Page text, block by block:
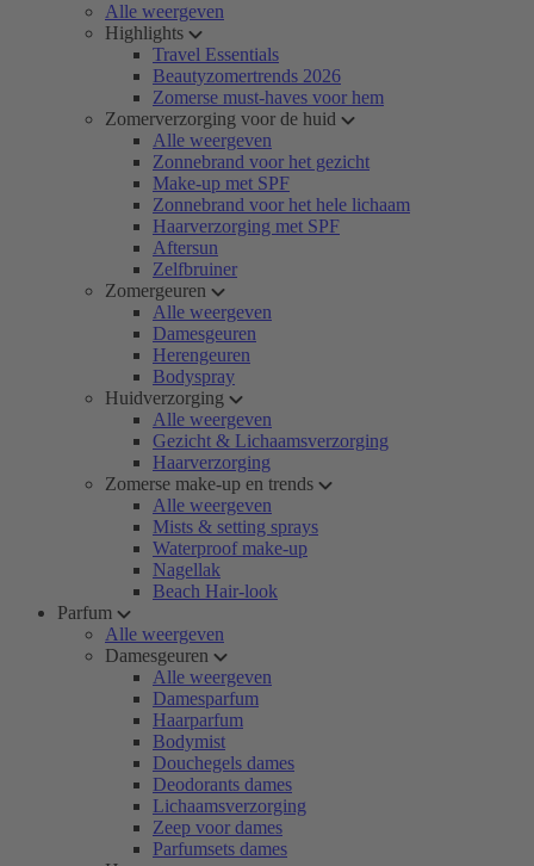
Alle weergeven
Highlights
Travel Essentials
Beautyzomertrends 2026
Zomerse must-haves voor hem
Zomerverzorging voor de huid
Alle weergeven
Zonnebrand voor het gezicht
Make-up met SPF
Zonnebrand voor het hele lichaam
Haarverzorging met SPF
Aftersun
Zelfbruiner
Zomergeuren
Alle weergeven
Damesgeuren
Herengeuren
Bodyspray
Huidverzorging
Alle weergeven
Gezicht & Lichaamsverzorging
Haarverzorging
Zomerse make-up en trends
Alle weergeven
Mists & setting sprays
Waterproof make-up
Nagellak
Beach Hair-look
Parfum
Alle weergeven
Damesgeuren
Alle weergeven
Damesparfum
Haarparfum
Bodymist
Douchegels dames
Deodorants dames
Lichaamsverzorging
Zeep voor dames
Parfumsets dames